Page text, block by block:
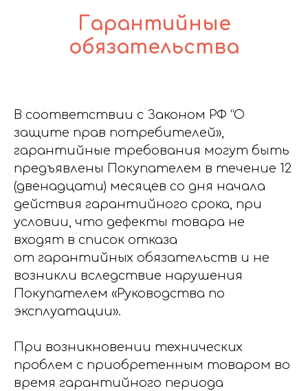
Гарантийные
обязательства
В соответствии с Законом РФ “О
защите прав потребителей»,
гарантийные требования могут быть
предъявлены Покупателем в течение 12
(двенадцати) месяцев со дня начала
действия гарантийного срока, при
условии, что дефекты товара не
входят в список отказа
от гарантийных обязательств и не
возникли вследствие нарушения
Покупателем «Руководства по
эксплуатации».
При возникновении технических
проблем с приобретенным товаром во
время гарантийного периода